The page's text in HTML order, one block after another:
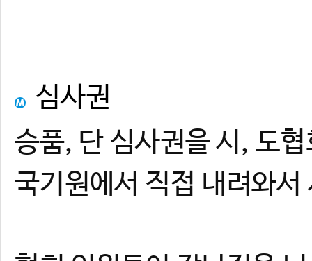
심사권
승품, 단 심사권을 시, 도
국기원에서 직접 내려와